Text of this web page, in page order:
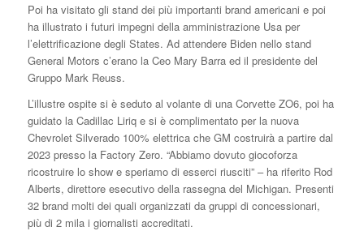
Poi ha visitato gli stand dei più importanti brand americani e poi
ha illustrato i futuri impegni della amministrazione Usa per
l’elettrificazione degli States. Ad attendere Biden nello stand
General Motors c’erano la Ceo Mary Barra ed il presidente del
Gruppo Mark Reuss.
L’illustre ospite si è seduto al volante di una Corvette ZO6, poi ha
guidato la Cadillac Liriq e si è complimentato per la nuova
Chevrolet Silverado 100% elettrica che GM costruirà a partire dal
2023 presso la Factory Zero. “Abbiamo dovuto giocoforza
ricostruire lo show e speriamo di esserci riusciti” – ha riferito Rod
Alberts, direttore esecutivo della rassegna del Michigan. Presenti
32 brand molti dei quali organizzati da gruppi di concessionari,
più di 2 mila i giornalisti accreditati.